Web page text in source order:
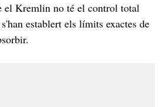
el Kremlin no té el control total
establert els límits exactes de